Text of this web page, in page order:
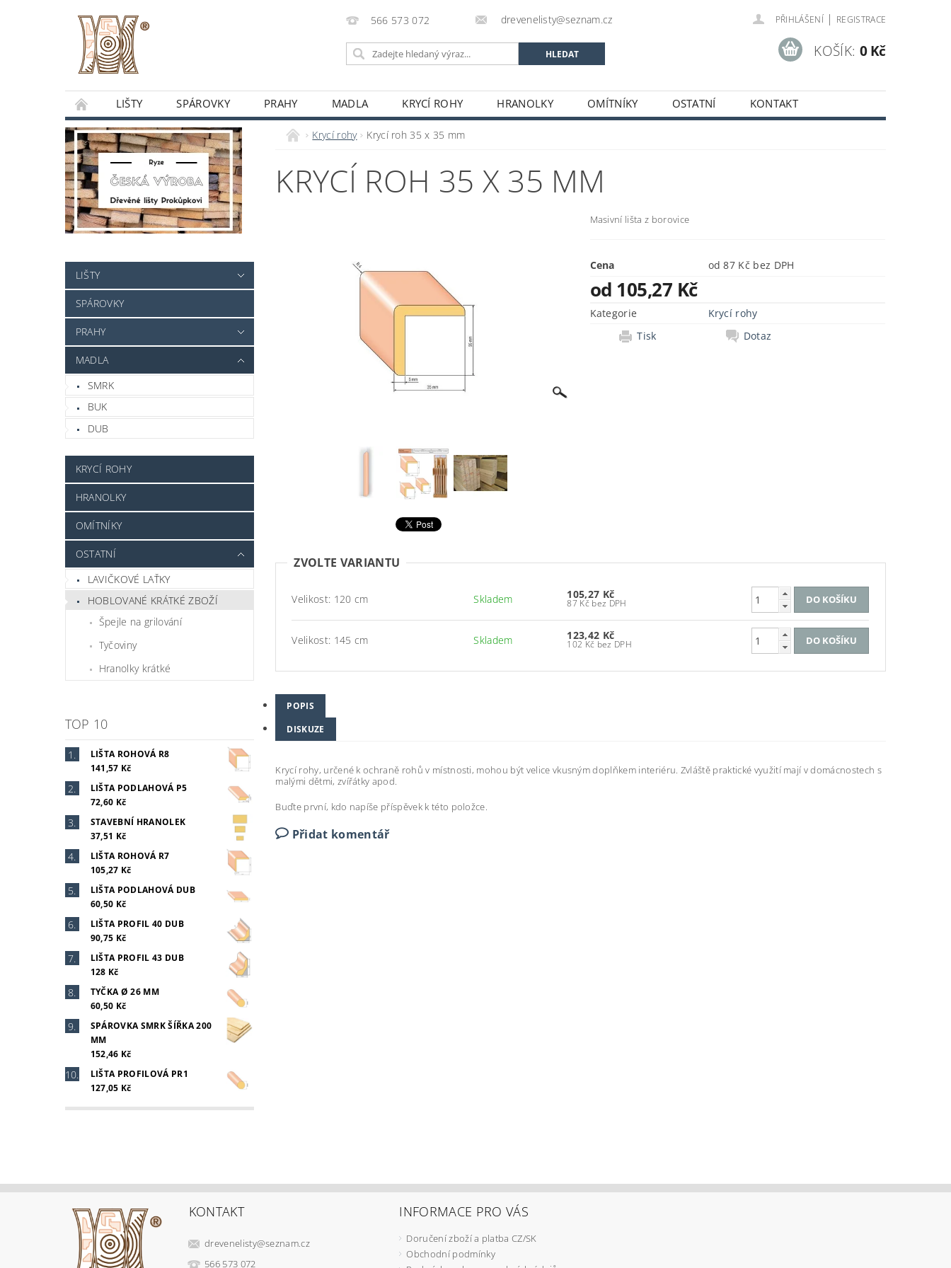
566 573 072 drevenelisty@seznam.cz PŘIHLÁŠENÍ | REGISTRACE
KOŠÍK: 0 Kč
LIŠTY SPÁROVKY PRAHY MADLA KRYCÍ ROHY HRANOLKY OMÍTNÍKY OSTATNÍ
KONTAKT
O NÁS
OBCHODNÍ PODMÍNKY DORUČENÍ ZBOŽÍ A PLATBA CZ/SK
LIŠTY
SPÁROVKY
PRAHY
MADLA
SMRK
BUK
DUB
KRYCÍ ROHY
HRANOLKY
OMÍTNÍKY
OSTATNÍ
LAVIČKOVÉ LAŤKY
HOBLOVANÉ KRÁTKÉ ZBOŽÍ
Špejle na grilování
Tyčoviny
Hranolky krátké
TOP 10
LIŠTA ROHOVÁ R8
141,57 Kč
LIŠTA PODLAHOVÁ P5
72,60 Kč
STAVEBNÍ HRANOLEK
37,51 Kč
LIŠTA ROHOVÁ R7
105,27 Kč
LIŠTA PODLAHOVÁ DUB
60,50 Kč
LIŠTA PROFIL 40 DUB
90,75 Kč
LIŠTA PROFIL 43 DUB
128 Kč
TYČKA Ø 26 MM
60,50 Kč
SPÁROVKA SMRK ŠÍŘKA 200
MM
152,46 Kč
LIŠTA PROFILOVÁ PR1
127,05 Kč
Krycí rohy Krycí roh 35 x 35 mm
KRYCÍ ROH 35 X 35 MM
Masivní lišta z borovice
Cena od 87 Kč bez DPH
od 105,27 Kč
Kategorie
Krycí rohy
Tisk
Dotaz
ZVOLTE VARIANTU
Velikost: 120 cm Skladem 105,27 Kč
87 Kč bez DPH
Velikost: 145 cm Skladem 123,42 Kč
102 Kč bez DPH
POPIS
DISKUZE
Krycí rohy, určené k ochraně rohů v místnosti, mohou být velice vkusným doplňkem interiéru. Zvláště praktické využití mají v domácnostech s
malými dětmi, zvířátky apod.
Buďte první, kdo napíše příspěvek k této položce.
Přidat komentář
KONTAKT
drevenelisty@seznam.cz
566 573 072
INFORMACE PRO VÁS
Doručení zboží a platba CZ/SK
Obchodní podmínky